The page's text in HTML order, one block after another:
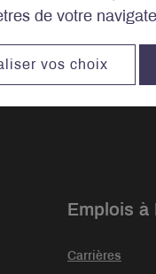
de votre
vos choix
Emplois à
Carrières